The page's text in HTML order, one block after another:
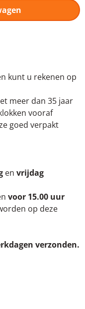
kunt u rekenen op
meer dan 35 jaar
vooraf
goed verpakt
en vrijdag
voor 15.00 uur
op deze
verzonden.